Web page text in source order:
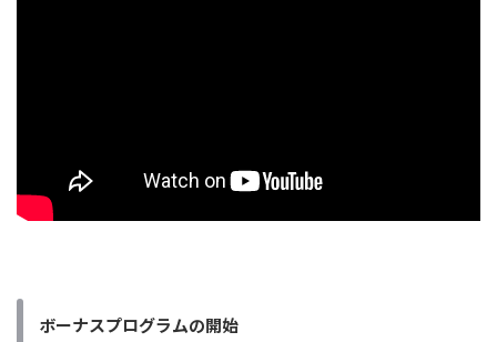
ボーナスプログラムの開始